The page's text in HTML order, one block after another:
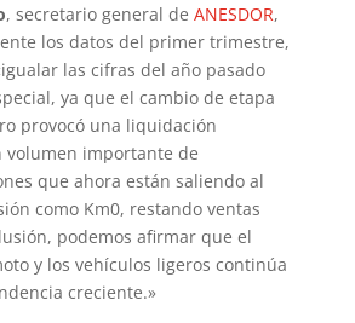
, secretario general de ANESDOR,
los datos del primer trimestre,
las cifras del año pasado
ya que el cambio de etapa
provocó una liquidación
volumen importante de
que ahora están saliendo al
como Km0, restando ventas
podemos afirmar que el
y los vehículos ligeros continúa
creciente.»